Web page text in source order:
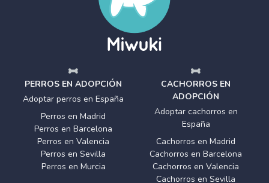
PERROS EN ADOPCIÓN
Adoptar perros en España
Perros en Madrid
Perros en Barcelona
Perros en Valencia
Perros en Sevilla
Perros en Murcia
CACHORROS EN
ADOPCIÓN
Adoptar cachorros en
España
Cachorros en Madrid
Cachorros en Barcelona
Cachorros en Valencia
Cachorros en Sevilla